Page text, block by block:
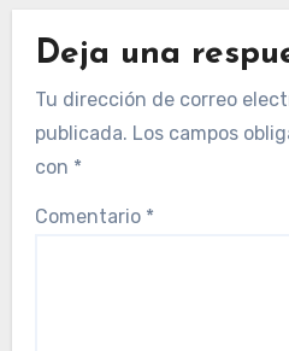
Deja una
Tu dirección de correo
publicada. Los campos
con *
Comentario *